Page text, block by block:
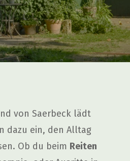
von Saer­beck lädt
dazu ein, den All­tag
Ob du beim Rei­ten